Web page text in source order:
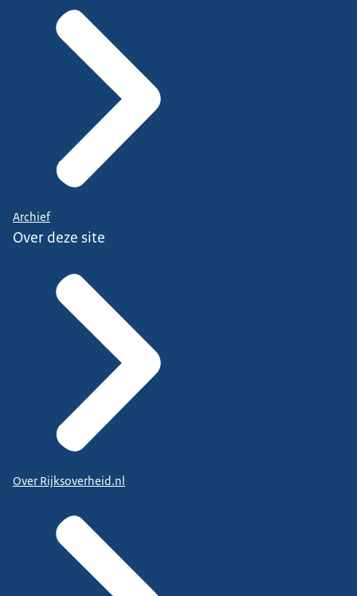
Archief
Over deze site
Over Rijksoverheid.nl